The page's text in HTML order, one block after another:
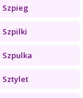
Szpieg
Szpilki
Szpulka
Sztylet